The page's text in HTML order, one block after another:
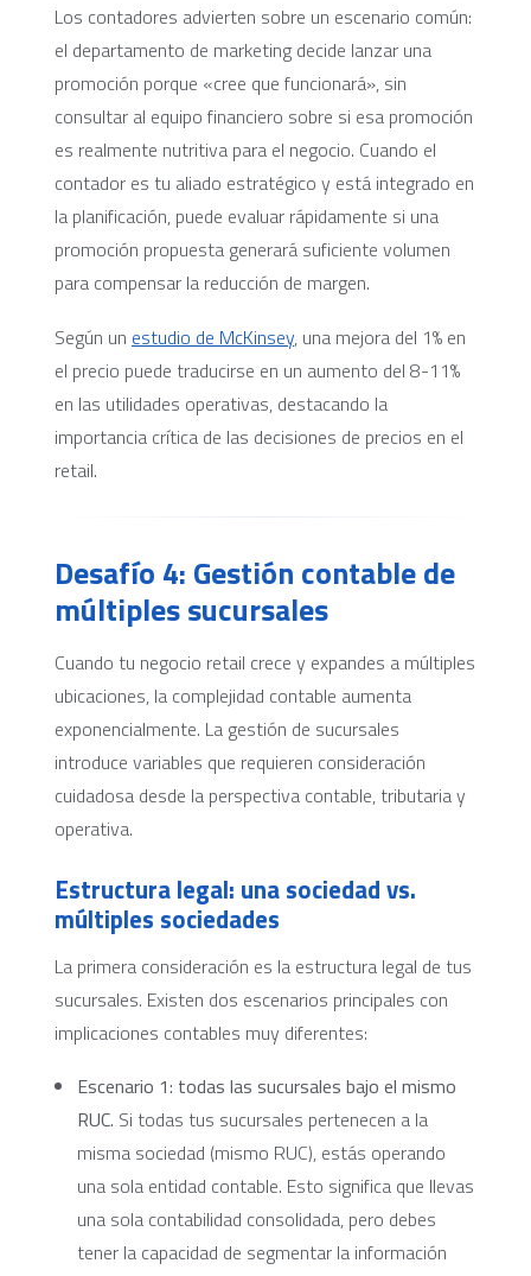
Los contadores advierten sobre un escenario común:
el departamento de marketing decide lanzar una
promoción porque «cree que funcionará», sin
consultar al equipo financiero sobre si esa promoción
es realmente nutritiva para el negocio. Cuando el
contador es tu aliado estratégico y está integrado en
la planificación, puede evaluar rápidamente si una
promoción propuesta generará suficiente volumen
para compensar la reducción de margen.
Según un estudio de McKinsey, una mejora del 1% en
el precio puede traducirse en un aumento del 8-11%
en las utilidades operativas, destacando la
importancia crítica de las decisiones de precios en el
retail.
Desafío 4: Gestión contable de
múltiples sucursales
Cuando tu negocio retail crece y expandes a múltiples
ubicaciones, la complejidad contable aumenta
exponencialmente. La gestión de sucursales
introduce variables que requieren consideración
cuidadosa desde la perspectiva contable, tributaria y
operativa.
Estructura legal: una sociedad vs.
múltiples sociedades
La primera consideración es la estructura legal de tus
sucursales. Existen dos escenarios principales con
implicaciones contables muy diferentes:
Escenario 1: todas las sucursales bajo el mismo
RUC. Si todas tus sucursales pertenecen a la
misma sociedad (mismo RUC), estás operando
una sola entidad contable. Esto significa que llevas
una sola contabilidad consolidada, pero debes
tener la capacidad de segmentar la información